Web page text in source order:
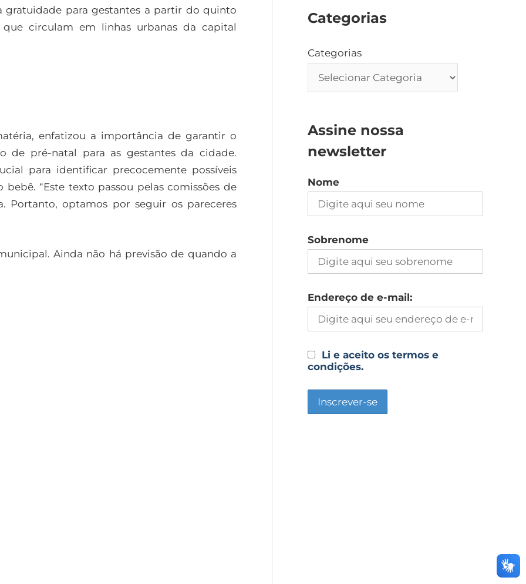
gratuidade para gestantes a partir do quinto
circulam em linhas urbanas da capital
enfatizou a importância de garantir o
de pré-natal para as gestantes da cidade.
para identificar precocemente possíveis
“Este texto passou pelas comissões de
Portanto, optamos por seguir os pareceres
Ainda não há previsão de quando a
Categorias
Categorias
Assine nossa
newsletter
Nome
Sobrenome
Endereço de e-mail:
Li e aceito os termos e
condições.